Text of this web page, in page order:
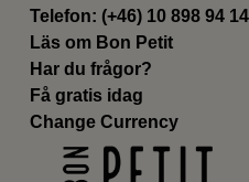
Telefon: (+46) 10 898 94 14
Läs om Bon Petit
Har du frågor?
Få gratis idag
Change Currency